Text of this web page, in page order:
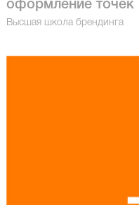
оформление
Высшая школа брендинга